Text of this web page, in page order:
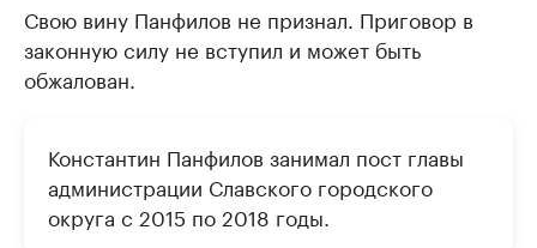
Свою вину Панфилов не признал. Приговор в
законную силу не вступил и может быть
обжалован.
Константин Панфилов занимал пост главы
администрации Славского городского
округа с 2015 по 2018 годы.